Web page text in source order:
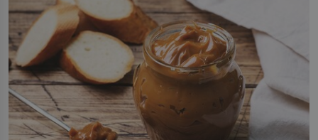
metody jsou překvapivě
promyšlené a některé principy
používají chirurgové dodnes. Úplně
první […]